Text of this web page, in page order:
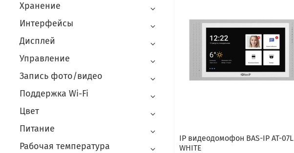
IP видеодомофон BAS-IP AT-07L
WHITE
Хранение
Интерфейсы
Дисплей
Управление
Запись фото/видео
Поддержка Wi-Fi
Цвет
Питание
Рабочая температура